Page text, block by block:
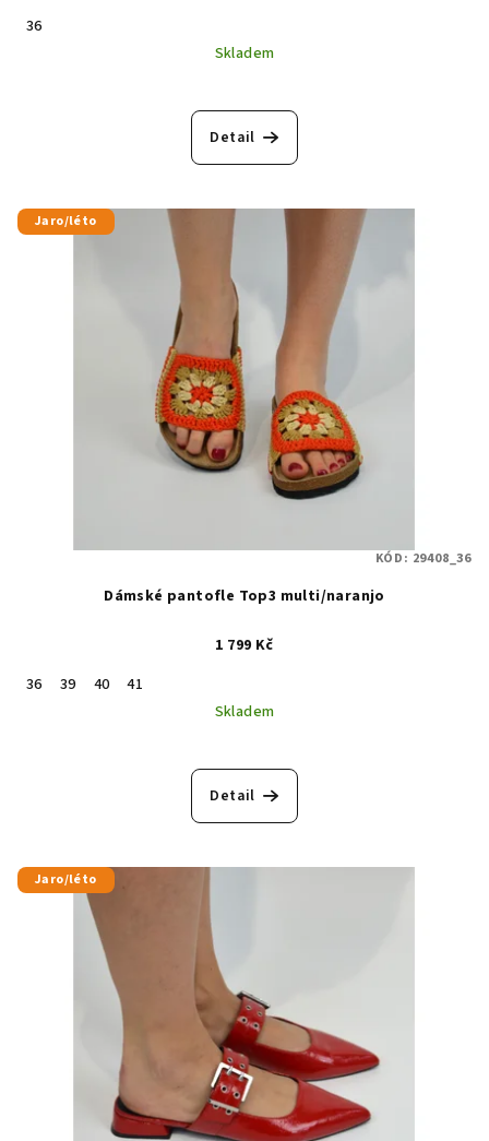
36
Skladem
Detail
Jaro/léto
Dámské pantofle Top3 multi/naranjo
1 799 Kč
36
39 40
41
Skladem
Detail
KÓD: 29408_36
Jaro/léto